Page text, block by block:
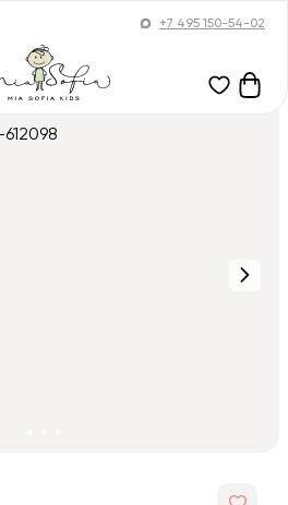
+7 495 150-54-02